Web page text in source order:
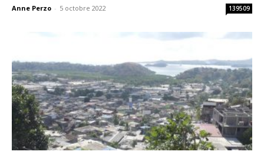
Anne Perzo - 5 octobre 2022 139509